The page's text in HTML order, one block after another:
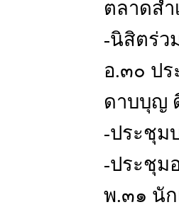
ตลาดสำ
-นิสิตร่ว
อ.๓๐ ป
ดาบบุญ
-ประชุ
-ประชุม
พ.๓๑ นั